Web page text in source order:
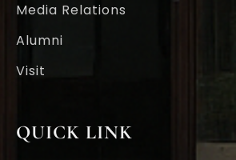
Media Relations
Alumni
Visit
QUICK LINK